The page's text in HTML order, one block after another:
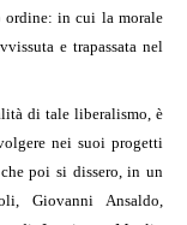
ordine: in cui la morale
e trapassata nel
di tale liberalismo, è
nei suoi progetti
poi si dissero, in un
Giovanni Ansaldo,